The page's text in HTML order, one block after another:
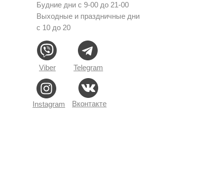
Будние дни с 9-00 до 21-00
Выходные и праздничные дни
с 10 до 20
Telegram
Viber
Instagram Вконтакте